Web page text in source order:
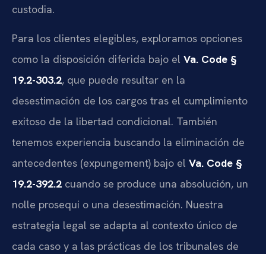
custodia.
Para los clientes elegibles, exploramos opciones
como la disposición diferida bajo el Va. Code §
19.2-303.2, que puede resultar en la
desestimación de los cargos tras el cumplimiento
exitoso de la libertad condicional. También
tenemos experiencia buscando la eliminación de
antecedentes (expungement) bajo el Va. Code §
19.2-392.2 cuando se produce una absolución, un
nolle prosequi o una desestimación. Nuestra
estrategia legal se adapta al contexto único de
cada caso y a las prácticas de los tribunales de